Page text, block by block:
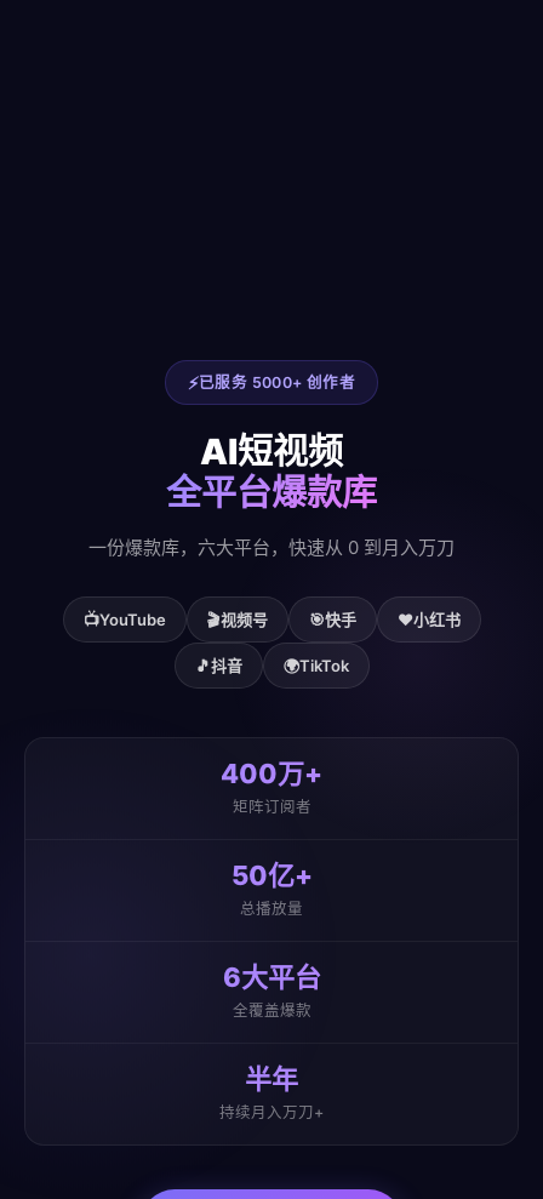
已服务 5000+ 创作者
AI短视频
全平台爆款库
一份爆款库，六大平台，快速从 0 到月入万刀
📺YouTube 🎬视频号 🎯快手 ❤️小红书
🎵抖音 🌍TikTok
400万+
矩阵订阅者
50亿+
总播放量
6大平台
全覆盖爆款
半年
持续月入万刀+